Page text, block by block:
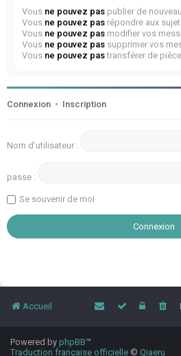
Vous ne pouvez pas publier de
Vous ne pouvez pas répondre aux
Vous ne pouvez pas modifier vos
Vous ne pouvez pas supprimer vos
Vous ne pouvez pastransférer de
Connexion • Inscription
Nom d’utilisateur :
passe :
Se souvenir de moi
Accueil
Powered by phpBB™
Traduction française officielle © Qiaeru